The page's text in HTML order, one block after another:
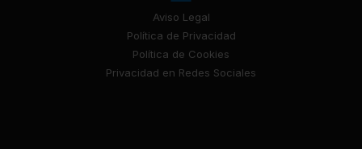
Aviso Legal
Política de Privacidad
Política de Cookies
Privacidad en Redes Sociales